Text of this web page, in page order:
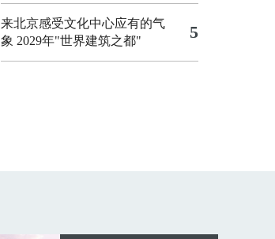
来北京感受文化中心应有的气
象 2029年"世界建筑之都" 5